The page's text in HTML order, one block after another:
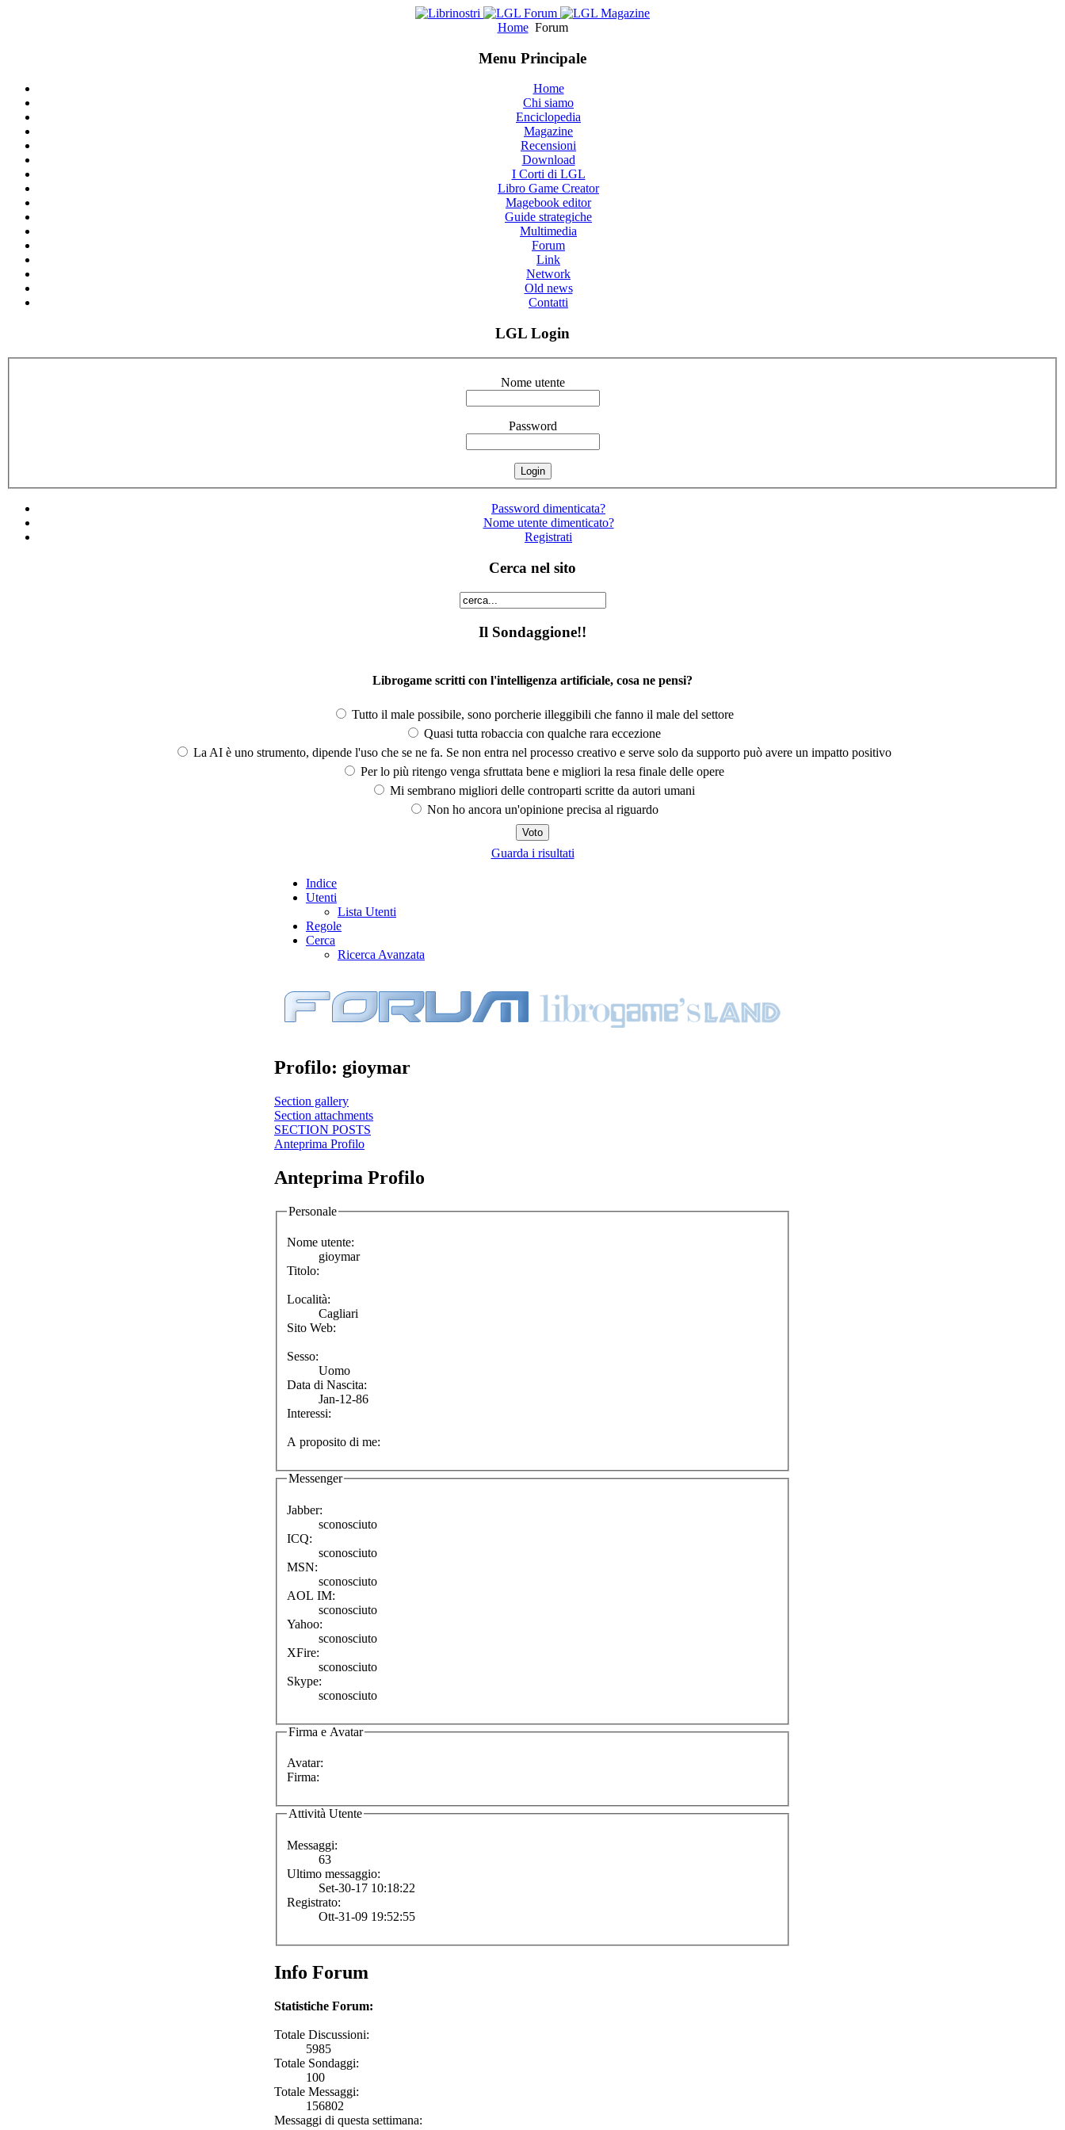
Home Forum
Menu Principale
Home
Chi siamo
Enciclopedia
Magazine
Recensioni
Download
I Corti di LGL
Libro Game Creator
Magebook editor
Guide strategiche
Multimedia
Forum
Link
Network
Old news
Contatti
LGL Login
Nome utente
Password
Password dimenticata?
Nome utente dimenticato?
Registrati
Cerca nel sito
Il Sondaggione!!
Librogame scritti con l'intelligenza artificiale, cosa ne pensi?
Tutto il male possibile, sono porcherie illeggibili che fanno il male del settore
Quasi tutta robaccia con qualche rara eccezione
La AI è uno strumento, dipende l'uso che se ne fa. Se non entra nel processo creativo e serve solo da supporto può avere un impatto positivo
Per lo più ritengo venga sfruttata bene e migliori la resa finale delle opere
Mi sembrano migliori delle controparti scritte da autori umani
Non ho ancora un'opinione precisa al riguardo
Guarda i risultati
Indice
Utenti
Lista Utenti
Regole
Cerca
Ricerca Avanzata
Profilo: gioymar
Section gallery
Section attachments
SECTION POSTS
Anteprima Profilo
Anteprima Profilo
Personale
Nome utente:
gioymar
Titolo:
Località:
Cagliari
Sito Web:
Sesso:
Uomo
Data di Nascita:
Jan-12-86
Interessi:
A proposito di me:
Messenger
Jabber:
sconosciuto
ICQ:
sconosciuto
MSN:
sconosciuto
AOL IM:
sconosciuto
Yahoo:
sconosciuto
XFire:
sconosciuto
Skype:
sconosciuto
Firma e Avatar
Avatar:
Firma:
Attività Utente
Messaggi:
63
Ultimo messaggio:
Set-30-17 10:18:22
Registrato:
Ott-31-09 19:52:55
Info Forum
Statistiche Forum:
Totale Discussioni:
5985
Totale Sondaggi:
100
Totale Messaggi:
156802
Messaggi di questa settimana: